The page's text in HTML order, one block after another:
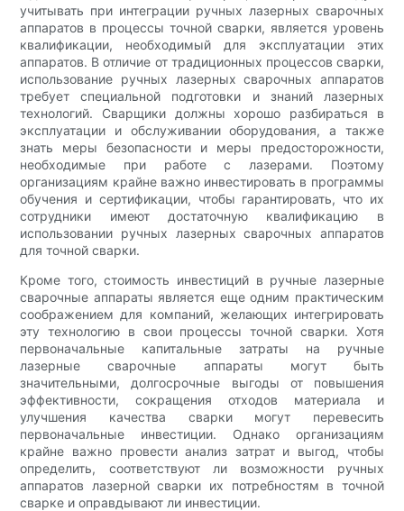
учитывать при интеграции ручных лазерных сварочных
аппаратов в процессы точной сварки, является уровень
квалификации, необходимый для эксплуатации этих
аппаратов. В отличие от традиционных процессов сварки,
использование ручных лазерных сварочных аппаратов
требует специальной подготовки и знаний лазерных
технологий. Сварщики должны хорошо разбираться в
эксплуатации и обслуживании оборудования, а также
знать меры безопасности и меры предосторожности,
необходимые при работе с лазерами. Поэтому
организациям крайне важно инвестировать в программы
обучения и сертификации, чтобы гарантировать, что их
сотрудники имеют достаточную квалификацию в
использовании ручных лазерных сварочных аппаратов
для точной сварки.
Кроме того, стоимость инвестиций в ручные лазерные
сварочные аппараты является еще одним практическим
соображением для компаний, желающих интегрировать
эту технологию в свои процессы точной сварки. Хотя
первоначальные капитальные затраты на ручные
лазерные сварочные аппараты могут быть
значительными, долгосрочные выгоды от повышения
эффективности, сокращения отходов материала и
улучшения качества сварки могут перевесить
первоначальные инвестиции. Однако организациям
крайне важно провести анализ затрат и выгод, чтобы
определить, соответствуют ли возможности ручных
аппаратов лазерной сварки их потребностям в точной
сварке и оправдывают ли инвестиции.